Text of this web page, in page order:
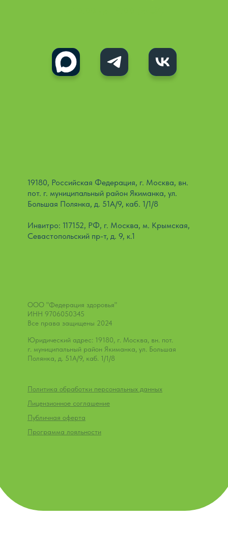
Юридический адрес: 19180, г. Москва, вн. пот.
г. муниципальный район Якиманка, ул. Большая
Полянка, д. 51А/9, каб. 1/1/8
19180, Российская Федерация, г. Москва, вн.
пот. г. муниципальный район Якиманка, ул.
Большая Полянка, д. 51А/9, каб. 1/1/8
Инвитро: 117152, РФ, г. Москва, м. Крымская,
Севастопольский пр-т, д. 9, к.1
ООО "Федерация здоровья"
ИНН 9706050345
Все права защищены 2024
Лицензионное соглашение
Публичная оферта
Программа лояльности
Политика обработки персональных данных